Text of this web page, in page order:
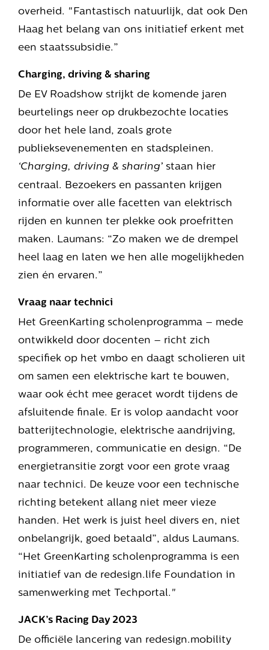
overheid. "Fantastisch natuurlijk, dat ook Den
Haag het belang van ons initiatief erkent met
een staatssubsidie.”
Charging, driving & sharing
De EV Roadshow strijkt de komende jaren
beurtelings neer op drukbezochte locaties
door het hele land, zoals grote
publieksevenementen en stadspleinen.
‘Charging, driving & sharing’ staan hier
centraal. Bezoekers en passanten krijgen
informatie over alle facetten van elektrisch
rijden en kunnen ter plekke ook proefritten
maken. Laumans: “Zo maken we de drempel
heel laag en laten we hen alle mogelijkheden
zien én ervaren.”
Vraag naar technici
Het GreenKarting scholenprogramma – mede
ontwikkeld door docenten – richt zich
specifiek op het vmbo en daagt scholieren uit
om samen een elektrische kart te bouwen,
waar ook écht mee geracet wordt tijdens de
afsluitende finale. Er is volop aandacht voor
batterijtechnologie, elektrische aandrijving,
programmeren, communicatie en design. “De
energietransitie zorgt voor een grote vraag
naar technici. De keuze voor een technische
richting betekent allang niet meer vieze
handen. Het werk is juist heel divers en, niet
onbelangrijk, goed betaald”, aldus Laumans.
“Het GreenKarting scholenprogramma is een
initiatief van de redesign.life Foundation in
samenwerking met Techportal."
JACK’s Racing Day 2023
De officiële lancering van redesign.mobility